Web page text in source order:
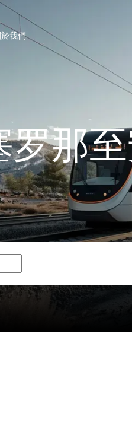
於我們
罗那至